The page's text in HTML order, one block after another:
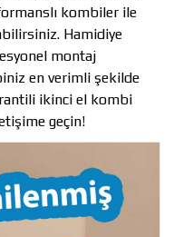
kombiler ile
Hamidiye
montaj
en verimli şekilde
ikinci el kombi
geçin!